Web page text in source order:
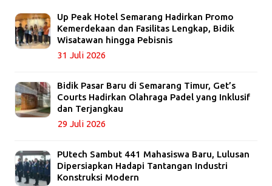
Up Peak Hotel Semarang Hadirkan Promo
Kemerdekaan dan Fasilitas Lengkap, Bidik
Wisatawan hingga Pebisnis
31 Juli 2026
Bidik Pasar Baru di Semarang Timur, Get’s
Courts Hadirkan Olahraga Padel yang Inklusif
dan Terjangkau
29 Juli 2026
PUtech Sambut 441 Mahasiswa Baru, Lulusan
Dipersiapkan Hadapi Tantangan Industri
Konstruksi Modern